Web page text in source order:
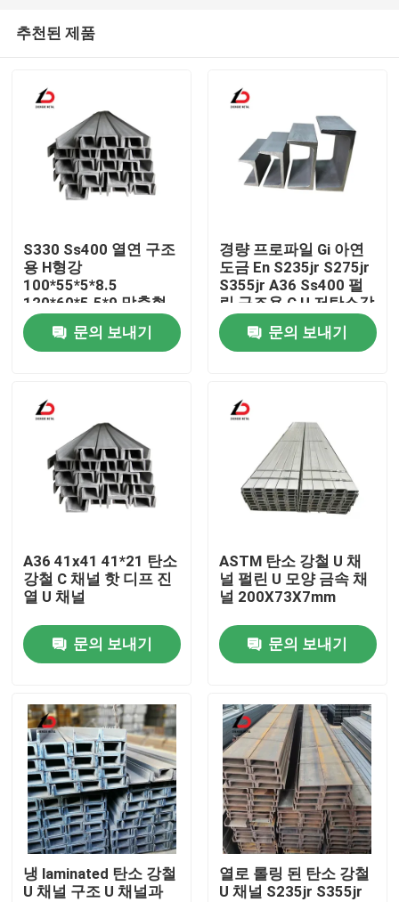
비디오
우리 에 관한 것
공장 투어
품질 관리
뉴스
사건
인용 을 요청 하십시오
진료된 철 코일
추천된 제품
S330 Ss400 열연 구조
용 H형강
100*55*5*8.5
120*60*5.5*9 맞춤형
Cu 채널강
문의 보내기
경량 프로파일 Gi 아연
도금 En S235jr S275jr
S355jr A36 Ss400 펄
린 구조용 C U 저탄소강
채널
문의 보내기
A36 41x41 41*21 탄소
강철 C 채널 핫 디프 진
열 U 채널
문의 보내기
ASTM 탄소 강철 U 채
널 펄린 U 모양 금속 채
널 200X73X7mm
문의 보내기
냉 laminated 탄소 강철
U 채널 구조 U 채널과
열로 롤링 된 탄소 강철
U 채널 S235jr S355jr